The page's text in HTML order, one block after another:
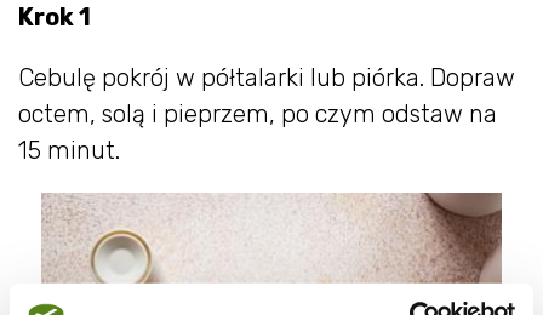
Krok 1
Cebulę pokrój w półtalarki lub piórka. Dopraw
octem, solą i pieprzem, po czym odstaw na
15 minut.